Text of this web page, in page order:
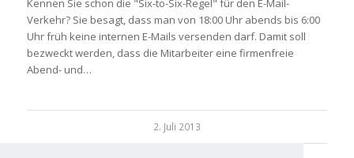
Kennen Sie schon die "Six-to-Six-Regel" für den E-Mail-
Verkehr? Sie besagt, dass man von 18:00 Uhr abends bis 6:00
Uhr früh keine internen E-Mails versenden darf. Damit soll
bezweckt werden, dass die Mitarbeiter eine firmenfreie
Abend- und…
2. Juli 2013